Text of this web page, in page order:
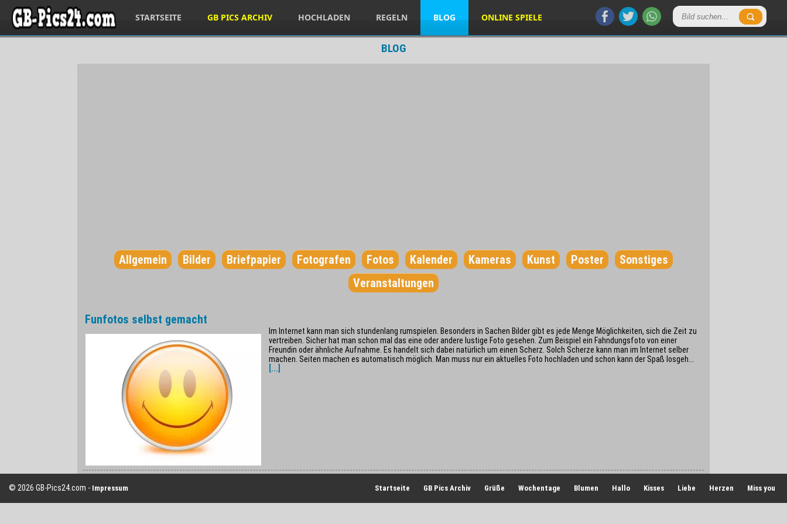
STARTSEITE GB PICS ARCHIV HOCHLADEN REGELN BLOG ONLINE SPIELE
BLOG
Allgemein Bilder Briefpapier Fotografen Fotos Kalender Kameras Kunst Poster
Sonstiges
Veranstaltungen
Funfotos selbst gemacht
Im Internet kann man sich stundenlang rumspielen. Besonders in Sachen Bilder gibt es jede Menge Möglichkeiten, sich die Zeit zu
vertreiben. Sicher hat man schon mal das eine oder andere lustige Foto gesehen. Zum Beispiel ein Fahndungsfoto von einer
Freundin oder ähnliche Aufnahme. Es handelt sich dabei natürlich um einen Scherz. Solch Scherze kann man im Internet selber
machen. Seiten machen es automatisch möglich. Man muss nur ein aktuelles Foto hochladen und schon kann der Spaß losgeh...
[...]
© 2026 GB-Pics24.com - Impressum Startseite GB Pics Archiv Grüße Wochentage Blumen Hallo Kisses Liebe Herzen Miss you